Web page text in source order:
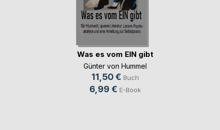
Was es vom EIN gibt
Günter von Hummel
11,50 € Buch
6,99 € E-Book